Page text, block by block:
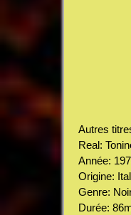
Autres
Real:
Année:
Origine:
Genre:
Durée: